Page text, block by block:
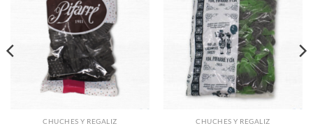
CHUCHES Y REGALIZ
Añadir
a la
lista de
deseos
CHUCHES Y REGALIZ